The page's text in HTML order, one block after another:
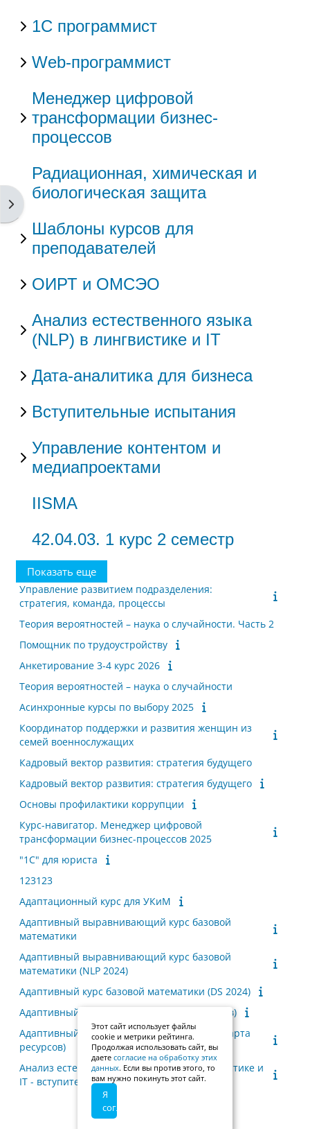
Открыть боковую панель
1С программист
Web-программист
Менеджер цифровой
трансформации бизнес-
процессов
Радиационная, химическая и
биологическая защита
Шаблоны курсов для
преподавателей
ОИРТ и ОМСЭО
Анализ естественного языка
(NLP) в лингвистике и IT
Дата-аналитика для бизнеса
Вступительные испытания
Управление контентом и
медиапроектами
IISMA
42.04.03. 1 курс 2 семестр
Показать еще
Управление развитием подразделения:
стратегия, команда, процессы
Теория вероятностей – наука о случайности. Часть 2
Помощник по трудоустройству
Анкетирование 3-4 курс 2026
Теория вероятностей – наука о случайности
Асинхронные курсы по выбору 2025
Координатор поддержки и развития женщин из
семей военнослужащих
Кадровый вектор развития: стратегия будущего
Кадровый вектор развития: стратегия будущего
Основы профилактики коррупции
Курс-навигатор. Менеджер цифровой
трансформации бизнес-процессов 2025
"1С" для юриста
123123
Адаптационный курс для УКиМ
Адаптивный выравнивающий курс базовой
математики
Адаптивный выравнивающий курс базовой
математики (NLP 2024)
Адаптивный курс базовой математики (DS 2024)
Адаптивный курс по физике (карта ресурсов)
Адаптивный куср по высшей математике (карта
ресурсов)
Анализ естественного языка (NLP) в лингвистике и
IT - вступительное испытание
Этот сайт использует файлы
cookie и метрики рейтинга.
Продолжая использовать сайт, вы
даете согласие на обработку этих
данных. Если вы против этого, то
вам нужно покинуть этот сайт.
Я
согласен